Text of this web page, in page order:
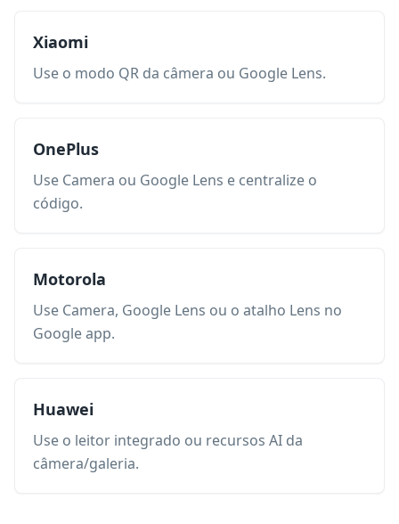
Xiaomi
Use o modo QR da câmera ou Google Lens.
OnePlus
Use Camera ou Google Lens e centralize o
código.
Motorola
Use Camera, Google Lens ou o atalho Lens no
Google app.
Huawei
Use o leitor integrado ou recursos AI da
câmera/galeria.